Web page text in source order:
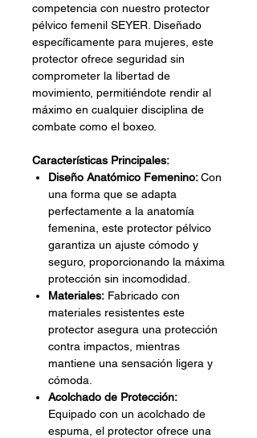
competencia con nuestro protector
pélvico femenil SEYER. Diseñado
específicamente para mujeres, este
protector ofrece seguridad sin
comprometer la libertad de
movimiento, permitiéndote rendir al
máximo en cualquier disciplina de
combate como el boxeo.
Características Principales:
Diseño Anatómico Femenino:Con
una forma que se adapta
perfectamente a la anatomía
femenina, este protector pélvico
garantiza un ajuste cómodo y
seguro, proporcionando la máxima
protección sin incomodidad.
Materiales: Fabricado con
materiales resistentes este
protector asegura una protección
contra impactos, mientras
mantiene una sensación ligera y
cómoda.
Acolchado de Protección:
Equipado con un acolchado de
espuma, el protector ofrece una